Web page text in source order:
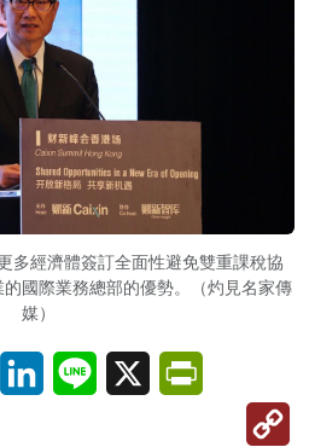
多經濟體簽訂全面性避免雙重課稅協
國際業務總部的優勢。（灼見名家傳
媒）
Email LinkedInLine X